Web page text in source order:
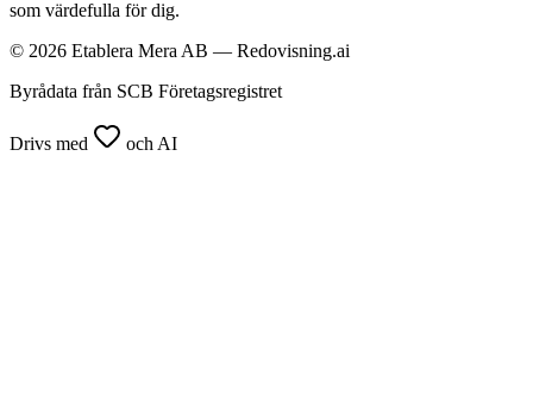
som värdefulla för dig.
© 2026 Etablera Mera AB — Redovisning.ai
Byrådata från SCB Företagsregistret
Drivs med och AI